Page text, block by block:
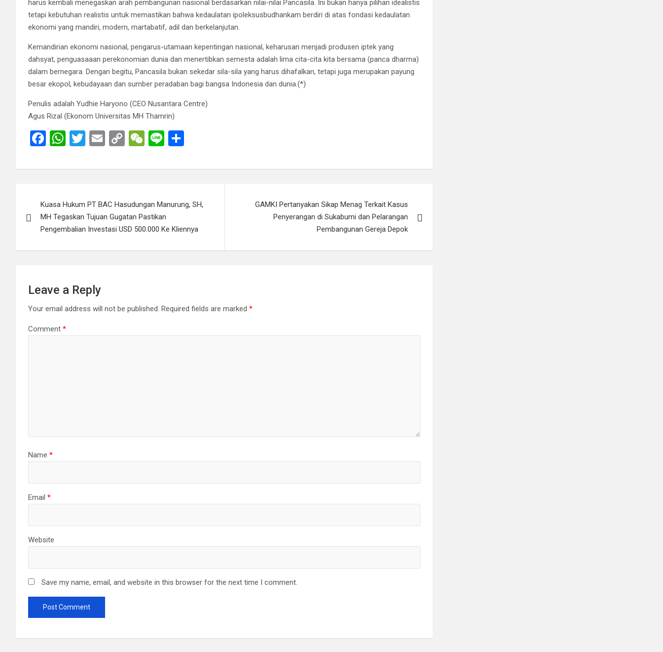
harus kembali menegaskan arah pembangunan nasional berdasarkan nilai-nilai Pancasila. Ini bukan hanya pilihan idealistis
tetapi kebutuhan realistis untuk memastikan bahwa kedaulatan ipoleksusbudhankam berdiri di atas fondasi kedaulatan
ekonomi yang mandiri, modern, martabatif, adil dan berkelanjutan.
Kemandirian ekonomi nasional, pengarus-utamaan kepentingan nasional, keharusan menjadi produsen iptek yang
dahsyat, penguasaaan perekonomian dunia dan menertibkan semesta adalah lima cita-cita kita bersama (panca dharma)
dalam bernegara. Dengan begitu, Pancasila bukan sekedar sila-sila yang harus dihafalkan, tetapi juga merupakan payung
besar ekopol, kebudayaan dan sumber peradaban bagi bangsa Indonesia dan dunia.(*)
Penulis adalah Yudhie Haryono (CEO Nusantara Centre)
Agus Rizal (Ekonom Universitas MH Thamrin)
F
ce
o
o
k
W
at
A
p
p
T
tt
E
ail
C
py
n
k
W
C
at
Li
e
ar
navigation
Kuasa Hukum PT BAC Hasudungan Manurung, SH,
MH Tegaskan Tujuan Gugatan Pastikan
Pengembalian Investasi USD 500.000 Ke Kliennya
GAMKI Pertanyakan Sikap Menag Terkait Kasus
Penyerangan di Sukabumi dan Pelarangan
Pembangunan Gereja Depok
Leave a Reply
Your email address will not be published. Required fields are marked *
Comment *
Name *
Email *
Website
Save my name, email, and website in this browser for the next time I comment.